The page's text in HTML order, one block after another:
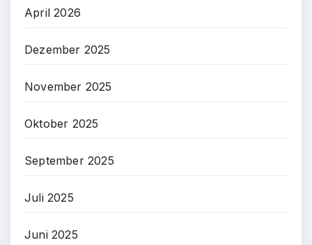
April 2026
Dezember 2025
November 2025
Oktober 2025
September 2025
Juli 2025
Juni 2025